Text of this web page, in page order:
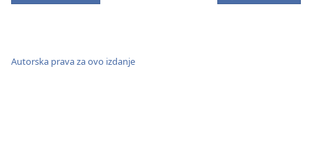
Autorska prava za ovo izdanje